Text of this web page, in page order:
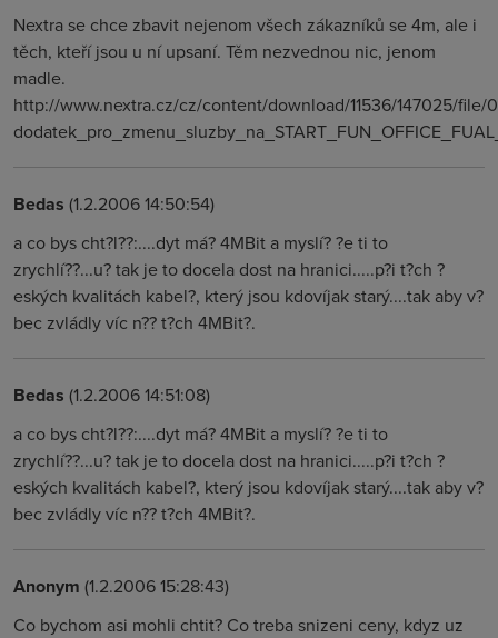
Nextra se chce zbavit nejenom všech zákazníků se 4m, ale i
těch, kteří jsou u ní upsaní. Těm nezvednou nic, jenom
madle.
http://www.nextra.cz/cz/content/download/11536/147025/file/
Bedas (1.2.2006 14:50:54)
a co bys cht?l??:....dyt má? 4MBit a myslí? ?e ti to
zrychlí??...u? tak je to docela dost na hranici.....p?i t?ch ?
eských kvalitách kabel?, který jsou kdovíjak starý....tak aby v?
bec zvládly víc n?? t?ch 4MBit?.
Bedas (1.2.2006 14:51:08)
a co bys cht?l??:....dyt má? 4MBit a myslí? ?e ti to
zrychlí??...u? tak je to docela dost na hranici.....p?i t?ch ?
eských kvalitách kabel?, který jsou kdovíjak starý....tak aby v?
bec zvládly víc n?? t?ch 4MBit?.
Anonym (1.2.2006 15:28:43)
Co bychom asi mohli chtit? Co treba snizeni ceny, kdyz uz